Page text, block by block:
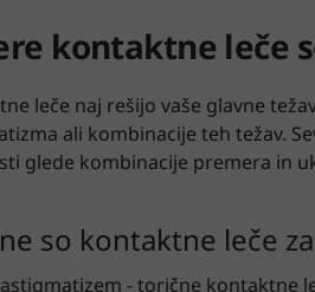
kontaktne leče
leče naj rešijo vaše glavne
ali kombinacije teh težav.
glede kombinacije premera in
so kontaktne leče
- torične kontaktne